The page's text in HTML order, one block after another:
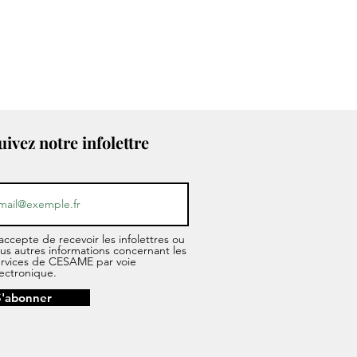
notre infolettre
de recevoir les infolettres ou
autres informations concernant les
de CESAME par voie